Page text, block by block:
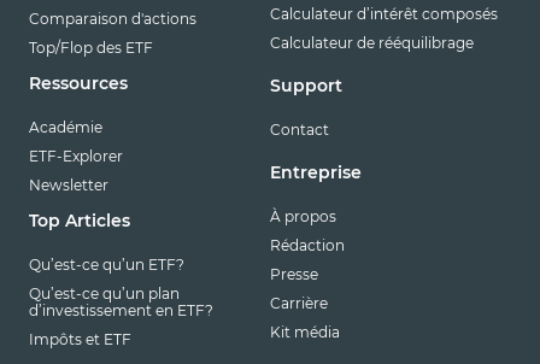
Comparaison d'actions
Top/Flop des ETF
Ressources
Académie
ETF-Explorer
Newsletter
Top Articles
Qu’est-ce qu’un ETF?
Qu’est-ce qu’un plan
d’investissement en ETF?
Impôts et ETF
Calculateur d’intérêt composés
Calculateur de rééquilibrage
Support
Contact
Entreprise
À propos
Rédaction
Presse
Carrière
Kit média